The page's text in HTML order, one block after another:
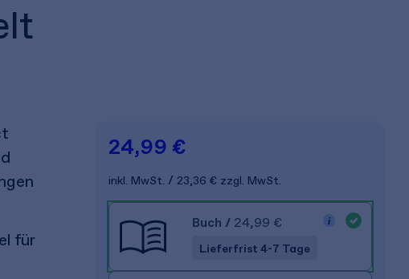
für
24,99 €
inkl. MwSt. 23,36 € zzgl. MwSt.
Buch / 24,99 €
Lieferfrist 4-7 Tage